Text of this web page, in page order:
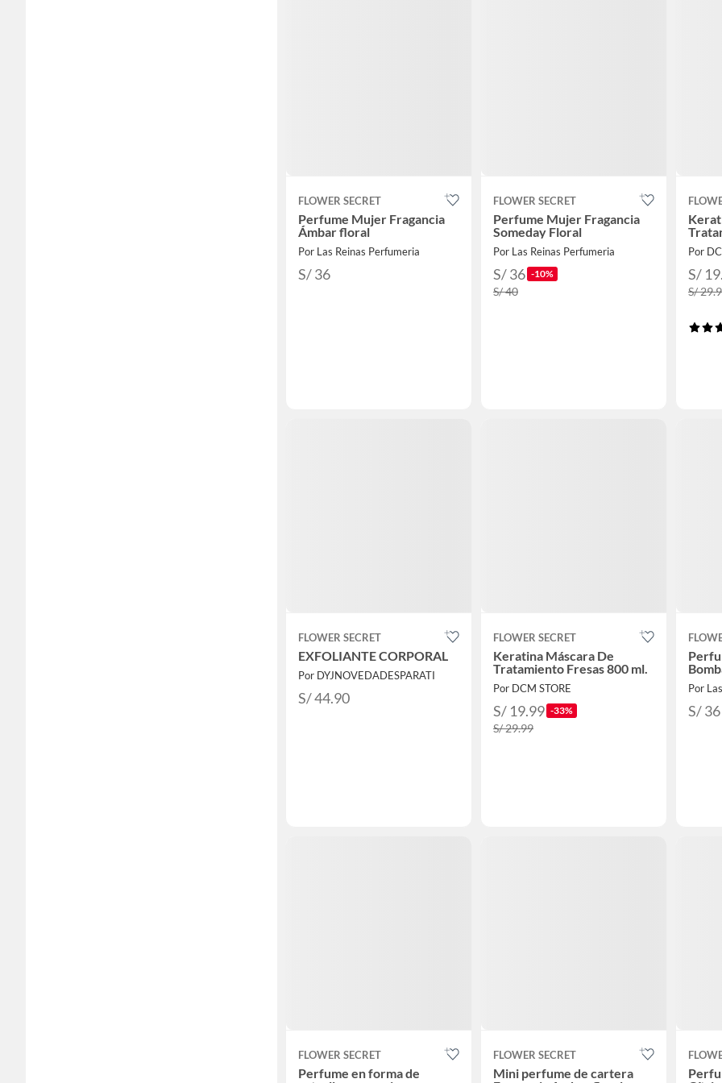
FLOWER SECRET
Perfume Mujer Fragancia
Ámbar floral
Por Las Reinas Perfumeria
S/ 36
FLOWER SECRET
Perfume Mujer Fragancia
Someday Floral
Por Las Reinas Perfumeria
S/ 36 -10%
S/ 40
Por
S/
S/
FLOWER SECRET
EXFOLIANTE CORPORAL
Por DYJNOVEDADESPARATI
S/ 44.90
FLOWER SECRET
Keratina Máscara De
Tratamiento Fresas 800 ml.
Por DCM STORE
S/ 19.99 -33%
S/ 29.99
Por
S/ 36
FLOWER SECRET
Perfume en forma de
FLOWER SECRET
Mini perfume de cartera